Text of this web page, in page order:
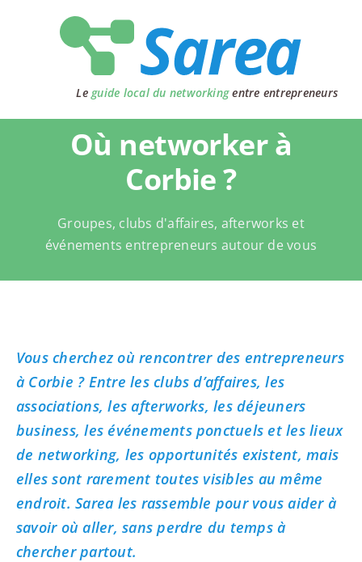
Le guide local du networkingentre entrepreneurs
Où networker à
Corbie ?
Groupes, clubs d'affaires, afterworks et
événements entrepreneurs autour de vous
Vous cherchez où rencontrer des entrepreneurs
à Corbie ? Entre les clubs d’affaires, les
associations, les afterworks, les déjeuners
business, les événements ponctuels et les lieux
de networking, les opportunités existent, mais
elles sont rarement toutes visibles au même
endroit. Sarea les rassemble pour vous aider à
savoir où aller, sans perdre du temps à
chercher partout.